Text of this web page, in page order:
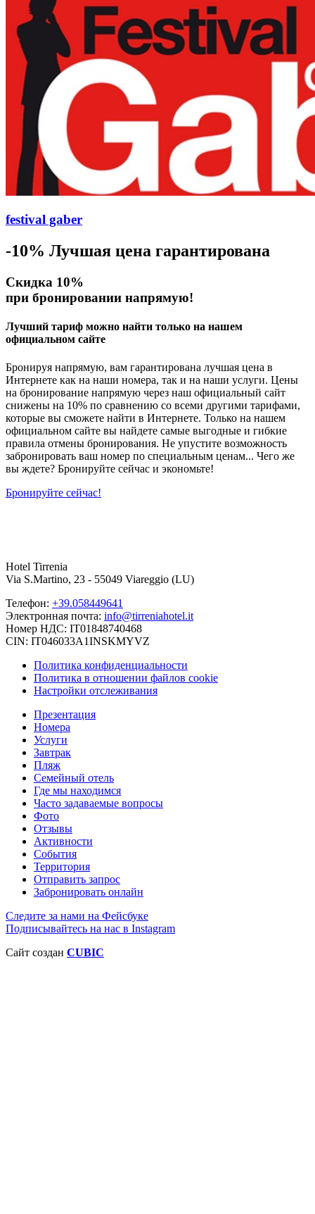
festival gaber
-10% Лучшая цена гарантирована
Скидка 10%
при бронировании напрямую!
Лучший тариф можно найти только на нашем
официальном сайте
Бронируя напрямую, вам гарантирована лучшая цена в
Интернете как на наши номера, так и на наши услуги. Цены
на бронирование напрямую через наш официальный сайт
снижены на 10% по сравнению со всеми другими тарифами,
которые вы сможете найти в Интернете. Только на нашем
официальном сайте вы найдете самые выгодные и гибкие
правила отмены бронирования. Не упустите возможность
забронировать ваш номер по специальным ценам... Чего же
вы ждете? Бронируйте сейчас и экономьте!
Бронируйте сейчас!
Hotel Tirrenia
Via S.Martino, 23 - 55049 Viareggio (LU)
Телефон: +39.058449641
Электронная почта: info@tirreniahotel.it
Номер НДС: IT01848740468
CIN: IT046033A1INSKMYVZ
Политика конфиденциальности
Политика в отношении файлов cookie
Настройки отслеживания
Презентация
Номера
Услуги
Завтрак
Пляж
Семейный отель
Где мы находимся
Часто задаваемые вопросы
Фото
Отзывы
Активности
События
Территория
Отправить запрос
Забронировать онлайн
Следите за нами на Фейсбуке
Подписывайтесь на нас в Instagram
Сайт создан CUBIC